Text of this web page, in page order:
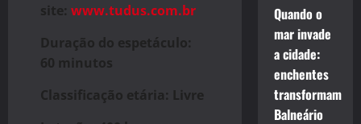
site: www.tudus.com.br
Duração do espetáculo:
60 minutos
Classificação etária: Livre
Quando o
mar invade
a cidade:
enchentes
transformam
Balneário